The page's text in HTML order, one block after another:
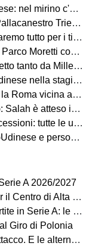
c'è Kristensen
Trieste
tutto per i tifosi"
come location
e Ekkelenkamp "
stagione 2026/27
vicina all'acquisto
è atteso in Turchia
tutte le ufficialità
le tue notizie
A 2026/2027
Comitato Regionale Fvg
Serie A: le novità
Giro di Polonia
E le alternative?